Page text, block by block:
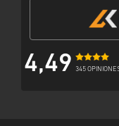
4,49 345